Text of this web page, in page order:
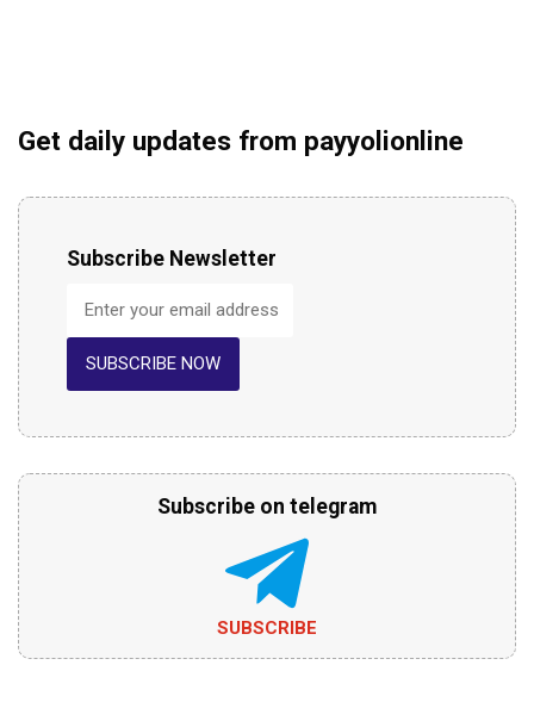
Get daily updates from payyolionline
Subscribe Newsletter
SUBSCRIBE NOW
Subscribe on telegram
SUBSCRIBE